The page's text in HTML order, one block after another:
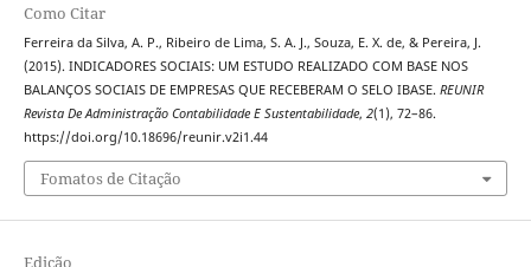
Como Citar
Ferreira da Silva, A. P., Ribeiro de Lima, S. A. J., Souza, E. X. de, & Pereira, J.
(2015). INDICADORES SOCIAIS: UM ESTUDO REALIZADO COM BASE NOS
BALANÇOS SOCIAIS DE EMPRESAS QUE RECEBERAM O SELO IBASE. REUNIR
Revista De Administração Contabilidade E Sustentabilidade, 2(1), 72–86.
https://doi.org/10.18696/reunir.v2i1.44
Fomatos de Citação
Edição